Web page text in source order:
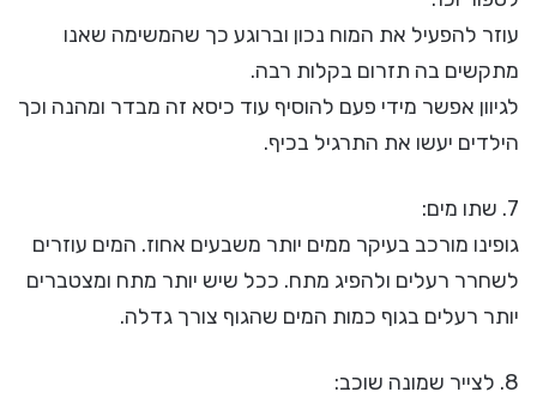
עוזר להפעיל את המוח נכון וברוגע כך שהמשימה שאנו
מתקשים בה תזרום בקלות רבה.
לגיוון אפשר מידי פעם להוסיף עוד כיסא זה מבדר ומהנה וכך
הילדים יעשו את התרגיל בכיף.
7. שתו מים:
גופינו מורכב בעיקר ממים יותר משבעים אחוז. המים עוזרים
לשחרר רעלים ולהפיג מתח. ככל שיש יותר מתח ומצטברים
יותר רעלים בגוף כמות המים שהגוף צורך גדלה.
8. לצייר שמונה שוכב: